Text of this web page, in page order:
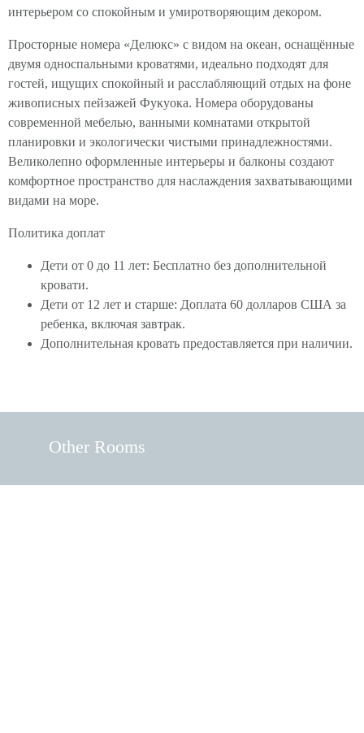
интерьером со спокойным и умиротворяющим декором.
Просторные номера «Делюкс» с видом на океан, оснащённые
двумя односпальными кроватями, идеально подходят для
гостей, ищущих спокойный и расслабляющий отдых на фоне
живописных пейзажей Фукуока. Номера оборудованы
современной мебелью, ванными комнатами открытой
планировки и экологически чистыми принадлежностями.
Великолепно оформленные интерьеры и балконы создают
комфортное пространство для наслаждения захватывающими
видами на море.
Политика доплат
Дети от 0 до 11 лет: Бесплатно без дополнительной
кровати.
Дети от 12 лет и старше: Доплата 60 долларов США за
ребенка, включая завтрак.
Дополнительная кровать предоставляется при наличии.
Other Rooms